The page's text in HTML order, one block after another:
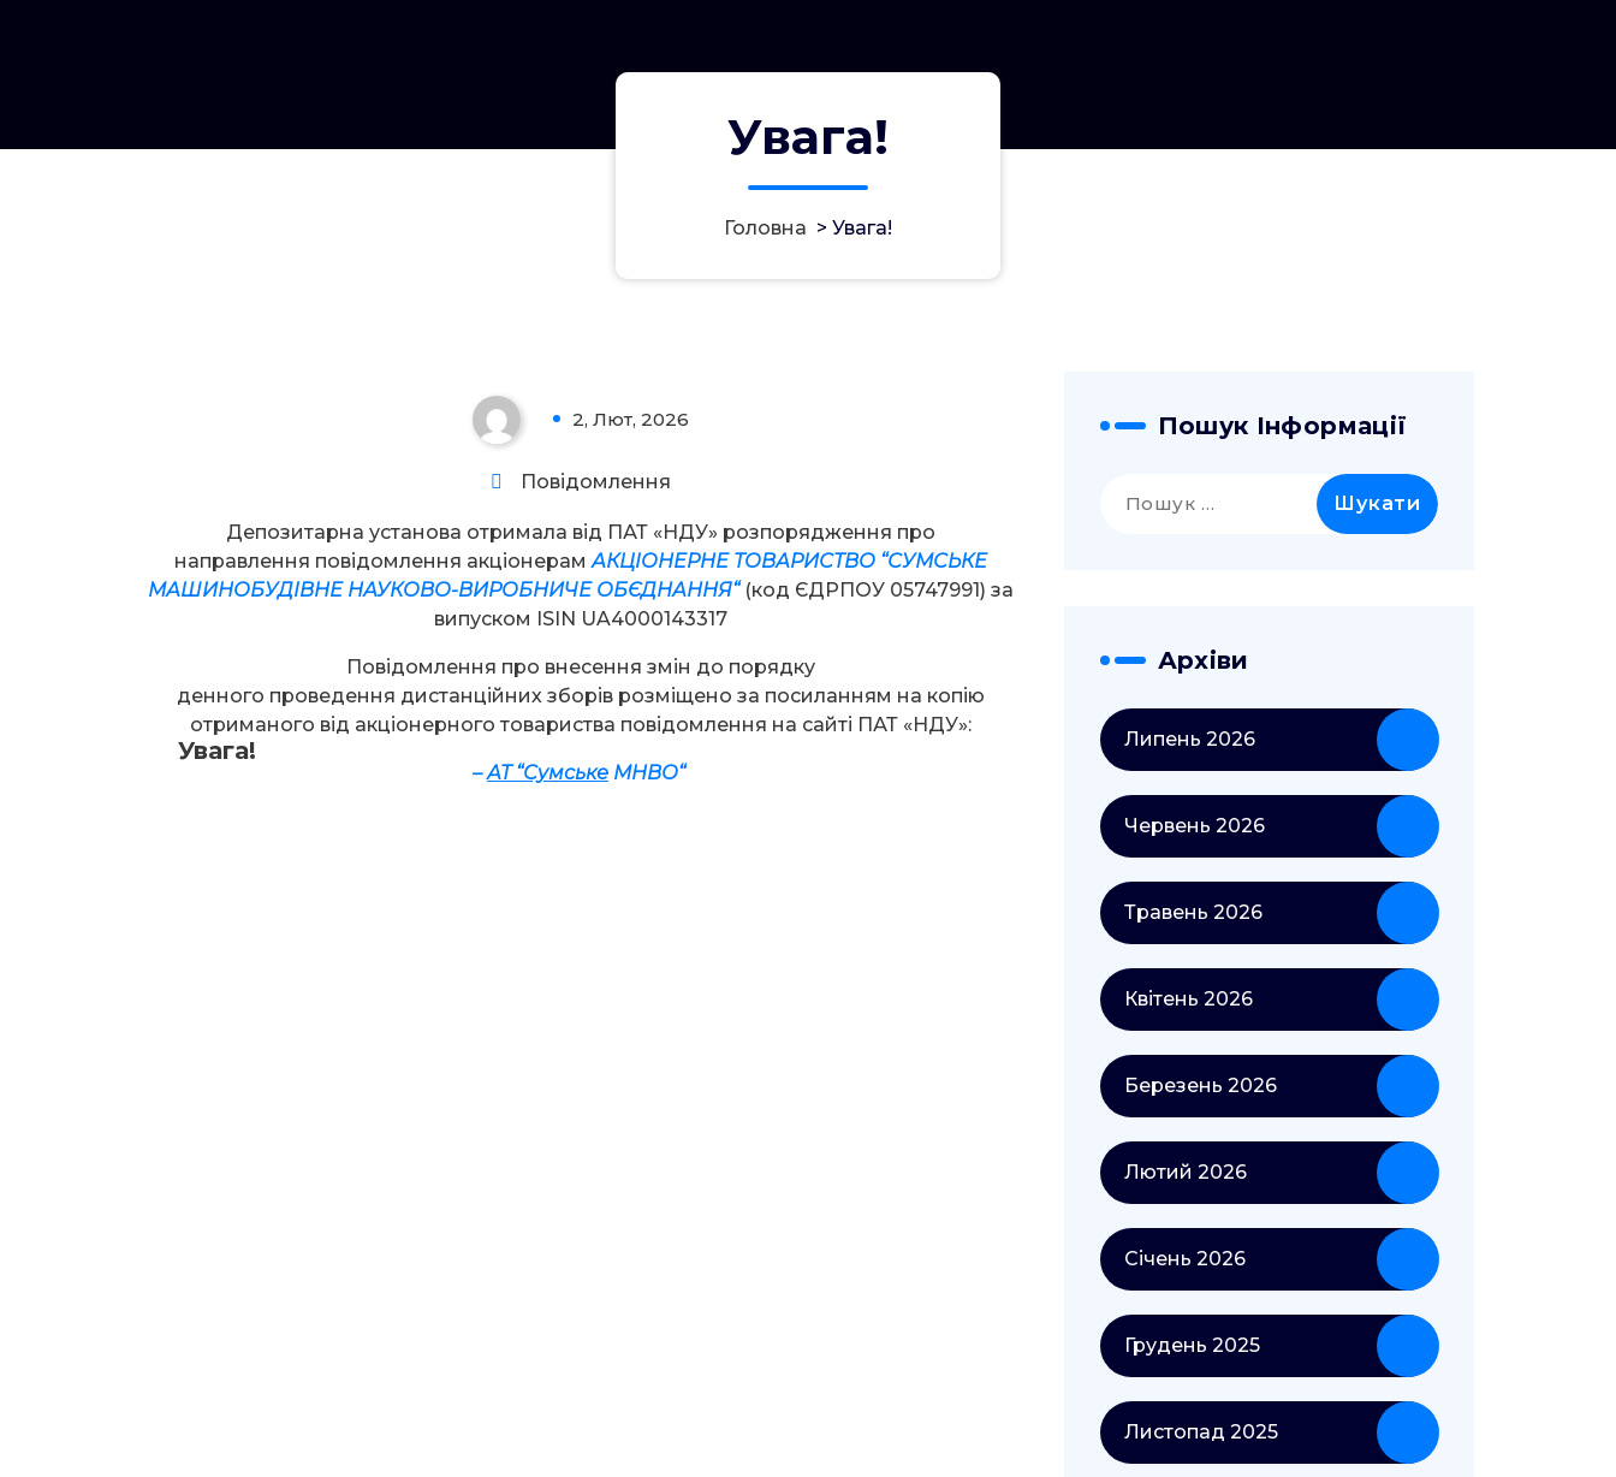
Увага!
Головна > Увага!
2, Лют, 2026
Повідомлення
Увага!
Депозитарна установа отримала від ПАТ «НДУ» розпорядження про
направлення повідомлення акціонерамАКЦІОНЕРНЕ ТОВАРИСТВО “СУМСЬКЕ
МАШИНОБУДІВНЕ НАУКОВО-ВИРОБНИЧЕ ОБЄДНАННЯ“ (код ЄДРПОУ 05747991) за
випуском ISIN UA4000143317
Повідомлення про внесення змін до порядку
денного проведення дистанційних зборів розміщено за посиланням на копію
отриманого від акціонерного товариства повідомлення на сайті ПАТ «НДУ»:
–АТ “Сумське МНВО“
Пошук Інформації
Архіви
Липень 2026
Червень 2026
Травень 2026
Квітень 2026
Березень 2026
Лютий 2026
Січень 2026
Грудень 2025
Листопад 2025